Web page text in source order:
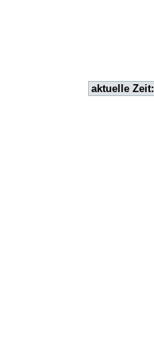
aktuelle Zeit: